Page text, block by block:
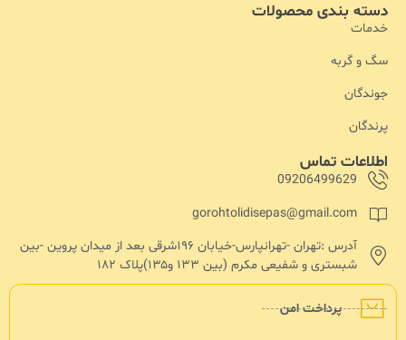
پرداخت امن
اطلاعات تماس
09206499629
gorohtolidisepas@gmail.com
آدرس :تهران -تهرانپارس-خیابان ۱۹۶شرقی بعد از میدان پروین -بین
شبستری و شفیعی مکرم (بین ۱۳۳ و۱۳۵)پلاک ۱۸۲
دسته بندی محصولات
خدمات
سگ و گربه
جوندگان
پرندگان